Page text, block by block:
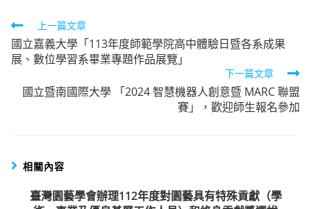
Read
more
articles
上一篇文章
國立嘉義大學「113年度師範學院高中體驗日暨各系成果
展、數位學習系畢業專題作品展覽」
下一篇文章
國立暨南國際大學 「2024 智慧機器人創意暨 MARC 聯盟
賽」，歡迎師生報名參加
相關內容
臺灣園藝學會辦理112年度對園藝具有特殊貢獻（學